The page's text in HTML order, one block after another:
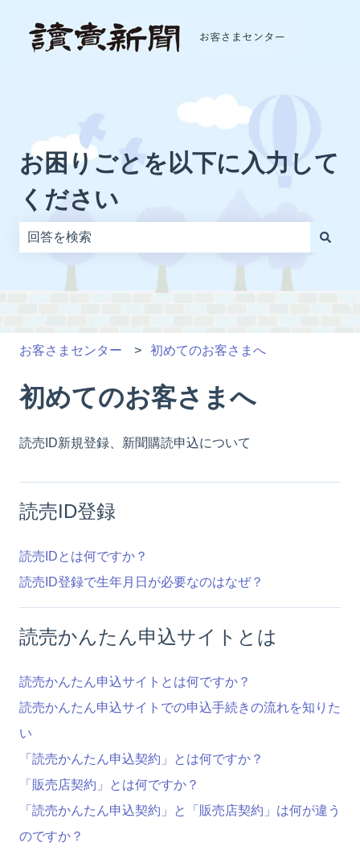
お困りごとを以下に入力して
ください
お客さまセンター 初めてのお客さまへ
初めてのお客さまへ
読売ID新規登録、新聞購読申込について
読売ID登録
読売IDとは何ですか？
読売ID登録で生年月日が必要なのはなぜ？
読売かんたん申込サイトとは
読売かんたん申込サイトとは何ですか？
読売かんたん申込サイトでの申込手続きの流れを知りた
い
「読売かんたん申込契約」とは何ですか？
「販売店契約」とは何ですか？
「読売かんたん申込契約」と「販売店契約」は何が違う
のですか？